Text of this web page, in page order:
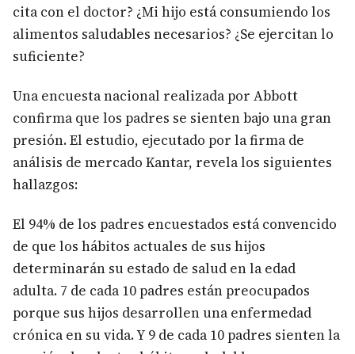
cita con el doctor? ¿Mi hijo está consumiendo los
alimentos saludables necesarios? ¿Se ejercitan lo
suficiente?
Una encuesta nacional realizada por Abbott
confirma que los padres se sienten bajo una gran
presión. El estudio, ejecutado por la firma de
análisis de mercado Kantar, revela los siguientes
hallazgos:
El 94% de los padres encuestados está convencido
de que los hábitos actuales de sus hijos
determinarán su estado de salud en la edad
adulta. 7 de cada 10 padres están preocupados
porque sus hijos desarrollen una enfermedad
crónica en su vida. Y 9 de cada 10 padres sienten la